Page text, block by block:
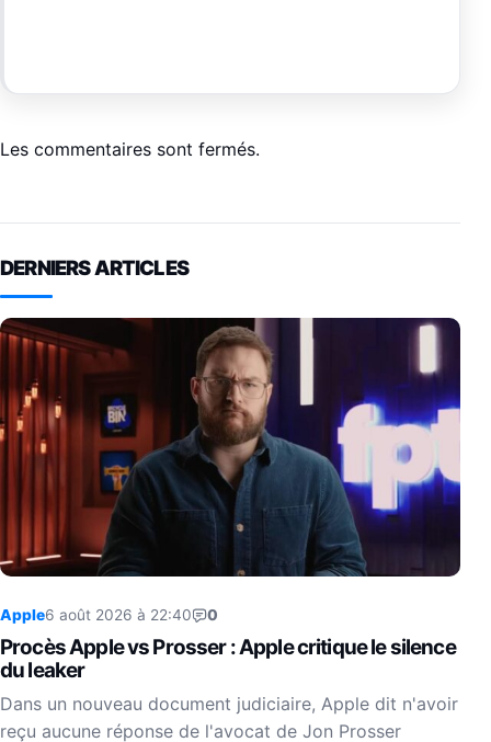
Les commentaires sont fermés.
DERNIERS ARTICLES
Apple6 août 2026 à 22:40 0
Procès Apple vs Prosser : Apple critique le silence
du leaker
Dans un nouveau document judiciaire, Apple dit n'avoir
reçu aucune réponse de l'avocat de Jon Prosser